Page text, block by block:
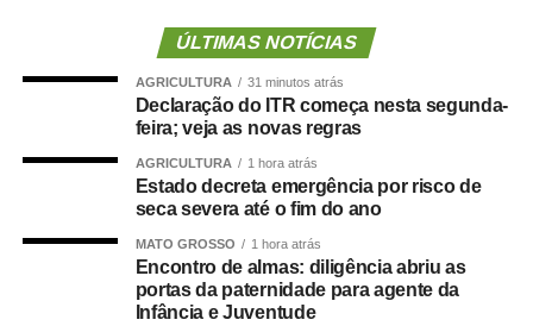
Cuiabá, que é de todos nós mato-grossenses, o
parlamento mais antigo do Centro-Oeste brasileiro”,
O concurso público foi realizado para provimento de
vagas e formação de cadastro de reserva para cargos de
níveis médio e superior, contemplando funções como
Durante a visita, Rogério Vianna Rangel agradeceu a
ÚLTIMAS NOTÍCIAS
AGRICULTURA 31 minutos atrás
Declaração do ITR começa nesta segunda-
feira; veja as novas regras
AGRICULTURA 1 hora atrás
Estado decreta emergência por risco de
seca severa até o fim do ano
MATO GROSSO 1 hora atrás
Encontro de almas: diligência abriu as
portas da paternidade para agente da
Infância e Juventude